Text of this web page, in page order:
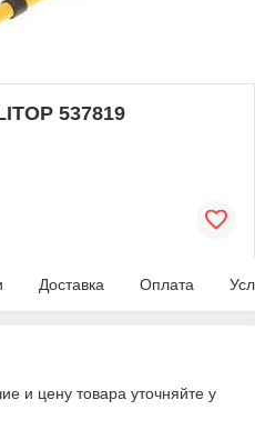
537819
Доставка Оплата
и цену товара уточняйте у